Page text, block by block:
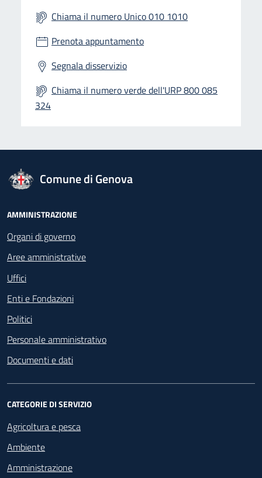
Chiama il numero Unico 010 1010
Prenota appuntamento
Segnala disservizio
Chiama il numero verde dell'URP 800 085
324
logo Unione Europea
Comune di Genova
Footer - Navigazione
AMMINISTRAZIONE
Organi di governo
Aree amministrative
Uffici
Enti e Fondazioni
Politici
Personale amministrativo
Documenti e dati
CATEGORIE DI SERVIZIO
Agricoltura e pesca
Ambiente
Amministrazione